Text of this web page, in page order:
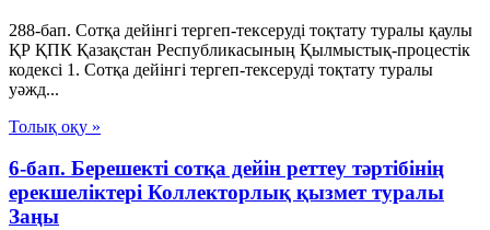
288-бап. Сотқа дейінгі тергеп-тексеруді тоқтату туралы қаулы
ҚР ҚПК Қазақстан Республикасының Қылмыстық-процестік
кодексi 1. Сотқа дейінгі тергеп-тексеруді тоқтату туралы
уәжд...
Толық оқу »
6-бап. Берешекті сотқа дейін реттеу тәртібінің
ерекшеліктері Коллекторлық қызмет туралы
Заңы